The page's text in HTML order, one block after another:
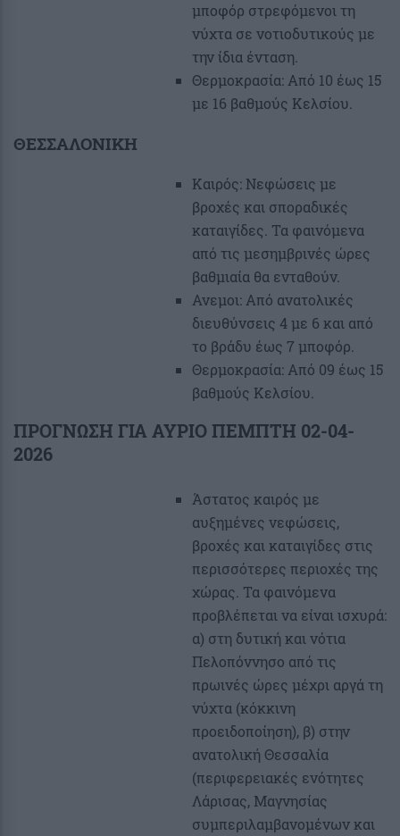
μποφόρ στρεφόμενοι τη
νύχτα σε νοτιοδυτικούς με
την ίδια ένταση.
Θερμοκρασία: Από 10 έως 15
με 16 βαθμούς Κελσίου.
ΘΕΣΣΑΛΟΝΙΚΗ
Καιρός: Νεφώσεις με
βροχές και σποραδικές
καταιγίδες. Τα φαινόμενα
από τις μεσημβρινές ώρες
βαθμιαία θα ενταθούν.
Ανεμοι: Από ανατολικές
διευθύνσεις 4 με 6 και από
το βράδυ έως 7 μποφόρ.
Θερμοκρασία: Από 09 έως 15
βαθμούς Κελσίου.
ΠΡΟΓΝΩΣΗ ΓΙΑ ΑΥΡΙΟ ΠΕΜΠΤΗ 02-04-
2026
Άστατος καιρός με
αυξημένες νεφώσεις,
βροχές και καταιγίδες στις
περισσότερες περιοχές της
χώρας. Τα φαινόμενα
προβλέπεται να είναι ισχυρά:
α) στη δυτική και νότια
Πελοπόννησο από τις
πρωινές ώρες μέχρι αργά τη
νύχτα (κόκκινη
προειδοποίηση), β) στην
ανατολική Θεσσαλία
(περιφερειακές ενότητες
Λάρισας, Μαγνησίας
συμπεριλαμβανομένων και